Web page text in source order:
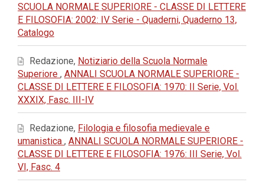
SCUOLA NORMALE SUPERIORE - CLASSE DI LETTERE
E FILOSOFIA: 2002: IV Serie - Quaderni, Quaderno 13,
Catalogo
Redazione, Notiziario della Scuola Normale
Superiore , ANNALI SCUOLA NORMALE SUPERIORE -
CLASSE DI LETTERE E FILOSOFIA: 1970: II Serie, Vol.
XXXIX, Fasc. III-IV
Redazione, Filologia e filosofia medievale e
umanistica , ANNALI SCUOLA NORMALE SUPERIORE -
CLASSE DI LETTERE E FILOSOFIA: 1976: III Serie, Vol.
VI, Fasc. 4